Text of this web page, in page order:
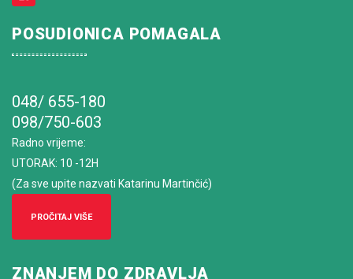
POSUDIONICA POMAGALA
048/ 655-180
098/750-603
Radno vrijeme:
UTORAK: 10 -12H
(Za sve upite nazvati Katarinu Martinčić)
PROČITAJ VIŠE
ZNANJEM DO ZDRAVLJA